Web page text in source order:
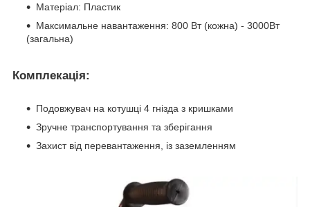
Матеріал: Пластик
Максимальне навантаження: 800 Вт (кожна) - 3000Вт
(загальна)
Комплекація:
Подовжувач на котушці 4 гнізда з кришками
Зручне транспортування та зберігання
Захист від перевантаження, із заземленням